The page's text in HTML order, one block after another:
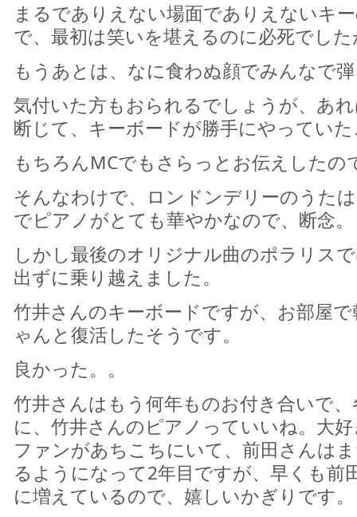
まるでありえない場面でありえないキ
で、最初は笑いを堪えるのに必死でし
もうあとは、なに食わぬ顔でみんなで
気付いた方もおられるでしょうが、あ
断じて、キーボードが勝手にやってい
もちろんMCでもさらっとお伝えしたの
そんなわけで、ロンドンデリーのうた
でピアノがとても華やかなので、断念。
しかし最後のオリジナル曲のポラリス
出ずに乗り越えました。
竹井さんのキーボードですが、お部屋
ゃんと復活したそうです。
良かった。。
竹井さんはもう何年ものお付き合いで
に、竹井さんのピアノっていいね。大
ファンがあちこちにいて、前田さんは
るようになって2年目ですが、早くも前
に増えているので、嬉しいかぎりです。